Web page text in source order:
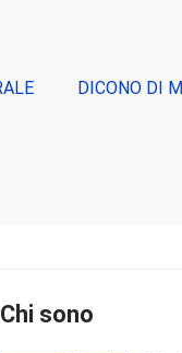
DICONO DI
Chi sono